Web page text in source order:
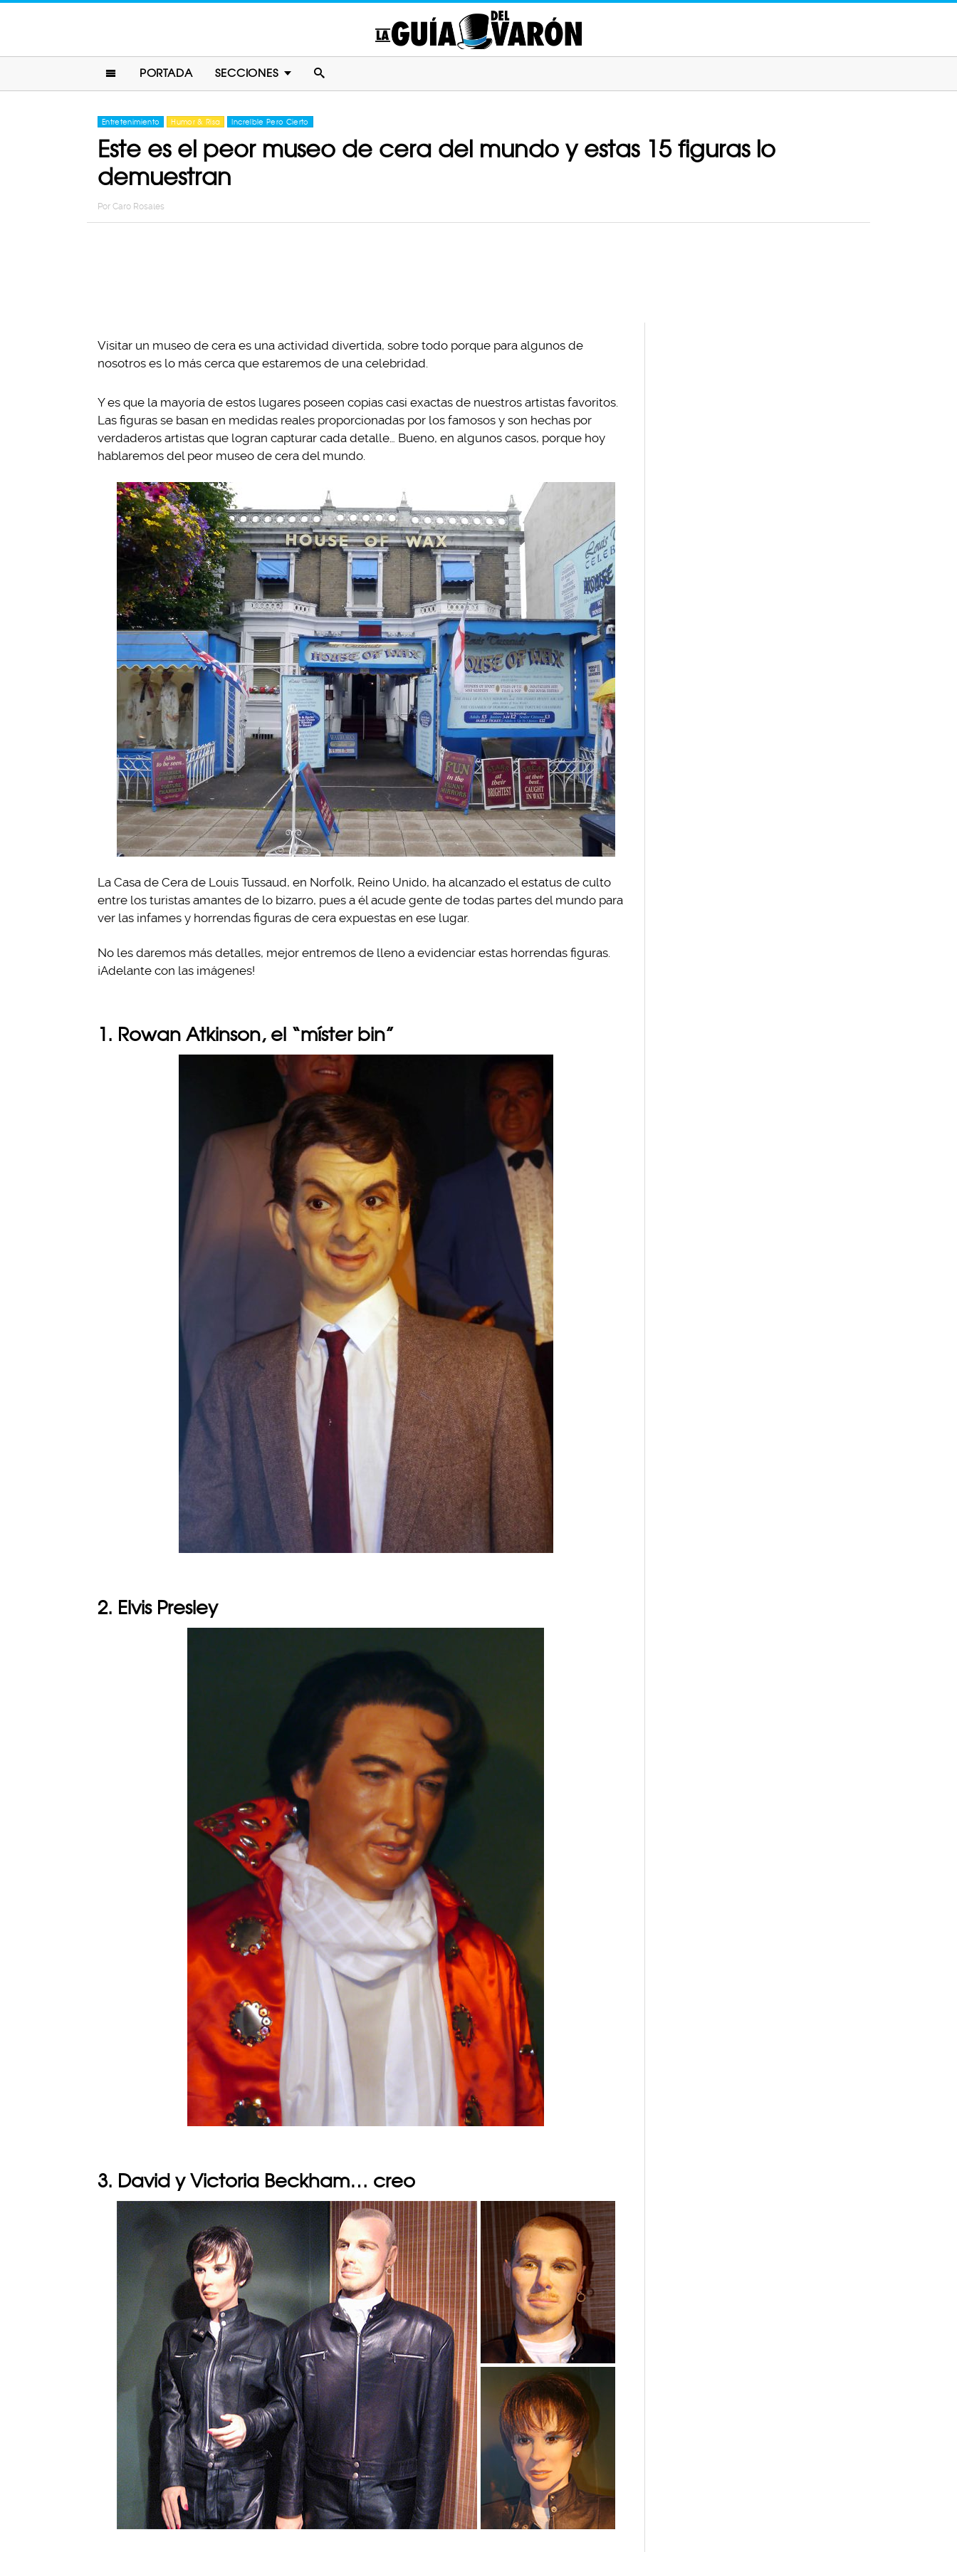
PORTADA SECCIONES
Entretenimiento Humor & Risa Increíble Pero Cierto
Este es el peor museo de cera del mundo y estas 15 figuras lo
demuestran
Por Caro Rosales
Visitar un museo de cera es una actividad divertida, sobre todo porque para algunos de
nosotros es lo más cerca que estaremos de una celebridad.
Y es que la mayoría de estos lugares poseen copias casi exactas de nuestros artistas favoritos.
Las figuras se basan en medidas reales proporcionadas por los famosos y son hechas por
verdaderos artistas que logran capturar cada detalle… Bueno, en algunos casos, porque hoy
hablaremos del peor museo de cera del mundo.
La Casa de Cera de Louis Tussaud, en Norfolk, Reino Unido, ha alcanzado el estatus de culto
entre los turistas amantes de lo bizarro, pues a él acude gente de todas partes del mundo para
ver las infames y horrendas figuras de cera expuestas en ese lugar.
No les daremos más detalles, mejor entremos de lleno a evidenciar estas horrendas figuras.
¡Adelante con las imágenes!
1. Rowan Atkinson, el “míster bin”
2. Elvis Presley
3. David y Victoria Beckham… creo